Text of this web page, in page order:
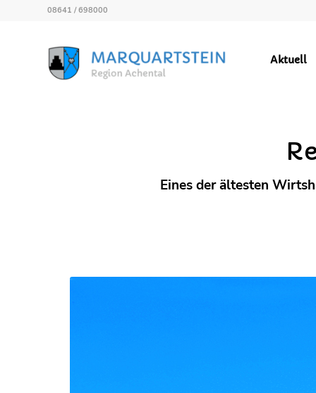
08641 / 698000
Aktuell
Eines der ältesten